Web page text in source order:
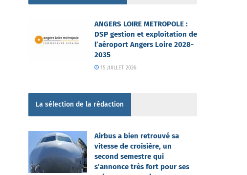
ANGERS LOIRE METROPOLE :
DSP gestion et exploitation de
l’aéroport Angers Loire 2028-
2035
15 JUILLET 2026
La sélection de la rédaction
Airbus a bien retrouvé sa
vitesse de croisière, un
second semestre qui
s’annonce très fort pour ses